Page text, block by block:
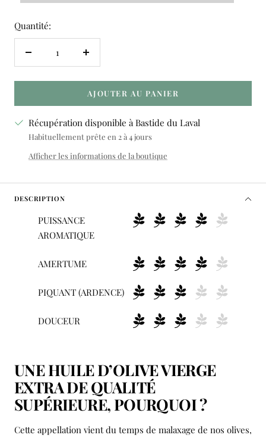
Quantité:
Réduire
Augmenter
quantité
AJOUTER AU PANIER
Récupération disponible à Bastide du Laval
Habituellement prête en 2 à 4 jours
Afficher les informations de la boutique
DESCRIPTION
PUISSANCE
AROMATIQUE
AMERTUME
PIQUANT (ARDENCE)
DOUCEUR
UNE HUILE D’OLIVE VIERGE
EXTRA DE QUALITÉ
SUPÉRIEURE, POURQUOI ?
Cette appellation vient du temps de malaxage de nos olives,